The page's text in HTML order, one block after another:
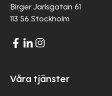
Birger Jarlsgatan 61
113 56 Stockholm
Våra tjänster